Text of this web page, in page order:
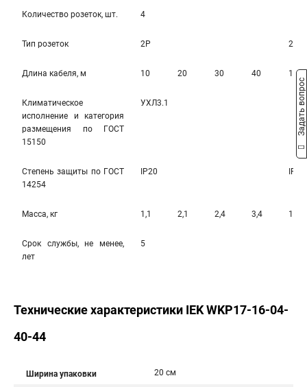
Количество розеток, шт. 4
Тип розеток 2Р 2Р+
Длина кабеля, м 10 20 30 40 10
Климатическое
исполнение и категория
размещения по ГОСТ
15150
УХЛ3.1
Степень защиты по ГОСТ
14254
IP20 IP20
Масса, кг 1,1 2,1 2,4 3,4 1,3
Срок службы, не менее,
лет
5
Технические характеристики IEK WKP17-16-04-
40-44
Ширина упаковки 20 см
Задать вопрос